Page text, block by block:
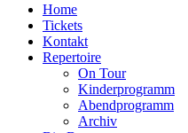
Home
Tickets
Kontakt
Repertoire
On Tour
Kinderprogramm
Abendprogramm
Archiv